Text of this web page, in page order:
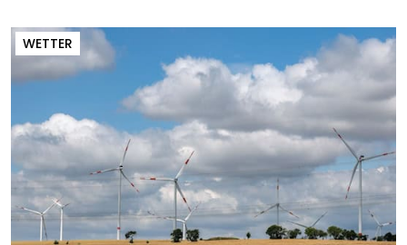
WETTER